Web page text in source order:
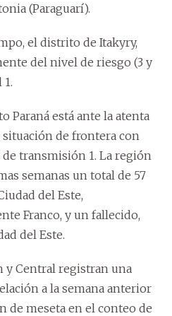
(Paraguarí).
el distrito de Itakyry,
del nivel de riesgo (3 y
Paraná está ante la atenta
situación de frontera con
transmisión 1. La región
semanas un total de 57
del Este,
Franco, y un fallecido,
del Este.
y Central registran una
a la semana anterior
de meseta en el conteo de